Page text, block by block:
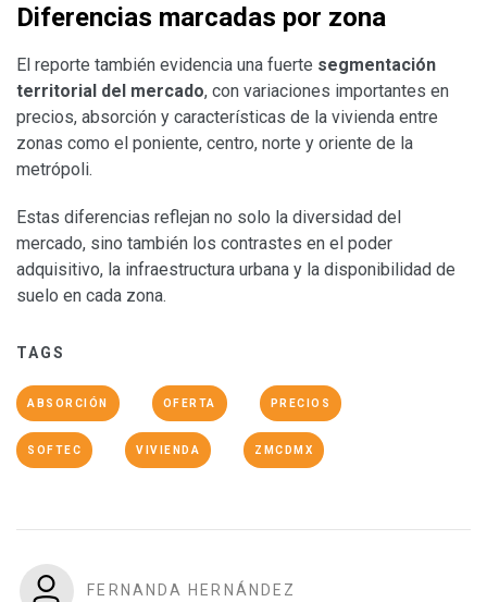
Diferencias marcadas por zona
El reporte también evidencia una fuerte segmentación
territorial del mercado, con variaciones importantes en
precios, absorción y características de la vivienda entre
zonas como el poniente, centro, norte y oriente de la
metrópoli.
Estas diferencias reflejan no solo la diversidad del
mercado, sino también los contrastes en el poder
adquisitivo, la infraestructura urbana y la disponibilidad de
suelo en cada zona.
TAGS
ABSORCIÓN OFERTA PRECIOS
SOFTEC VIVIENDA ZMCDMX
FERNANDA HERNÁNDEZ